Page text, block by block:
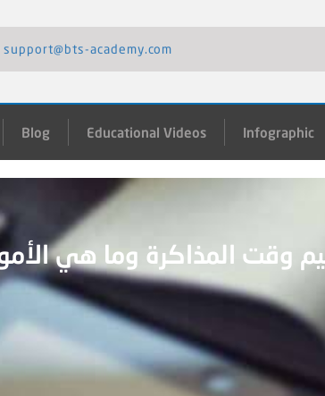
support@bts-academy.com
Blog Educational Videos Infographic